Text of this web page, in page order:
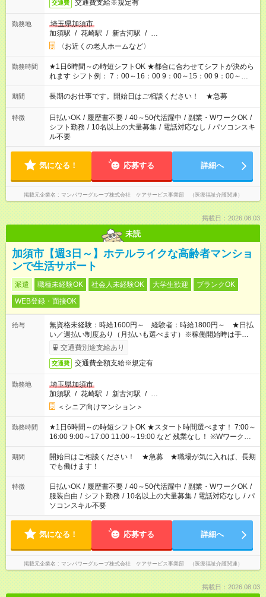
交通費 交通費支給※規定有
勤務地
埼玉県加須市
加須駅 / 花崎駅 / 新古河駅 / …
〈お近くの老人ホームなど〉
勤務時間
★1日6時間～の時短シフトOK ★都合に合わせてシフトが決めら
れます シフト例： 7：00～16：00 9：00～15：00 9：00～
18：00 11：00～20：00 など ※Wワークの場合、他のお仕事と
合わせ週40時間超の就業はご案内できません ※法令に基づき、
派遣法（日雇い派遣の原則禁止）により、短時間・短期間の就
業はご案内が難しい場合があります
期間 長期のお仕事です。開始日はご相談ください！ ★急募
特徴 日払いOK / 履歴書不要 / 40～50代活躍中 / 副業・WワークOK /
シフト勤務 / 10名以上の大量募集 / 電話対応なし / パソコンスキ
ル不要
気になる！ 応募する 詳細へ
掲載元企業名 マンパワーグループ株式会社 ケアサービス事業部 （医療福祉介護関連）
掲載日：2026.08.03
未読
加須市【週3日～】ホテルライクな高齢者マンショ
ンで生活サポート
派遣 職種未経験OK 社会人未経験OK 大学生歓迎
ブランクOK
WEB登録・面接OK
給与
無資格未経験：時給1600円～ 経験者：時給1800円～ ★日払
い／週払い制度あり（月払いも選べます）※稼働開始時は手続き
完了次第のお支払いとなります。
交通費別途支給あり
交通費 交通費全額支給※規定有
勤務地
埼玉県加須市
加須駅 / 花崎駅 / 新古河駅 / …
＜シニア向けマンション＞
勤務時間
★1日6時間～の時短シフトOK ★スタート時間選べます！ 7:00～
16:00 9:00～17:00 11:00～19:00 など 残業なし！ ※Wワークの
場合、他のお仕事と合わせ週40時間超の就業はご案内できませ
ん ※法令に基づき、週20時間以上勤務は社会保険への加入対象
となります ※労働者派遣法（日雇い派遣の原則禁止）により、
短時間・短期間の就業はご案内が難しい場合があります
期間
開始日はご相談ください！ ★急募 ★職場が気に入れば、長期
でも働けます！
特徴 日払いOK / 履歴書不要 / 40～50代活躍中 / 副業・WワークOK /
服装自由 / シフト勤務 / 10名以上の大量募集 / 電話対応なし / パ
ソコンスキル不要
気になる！ 応募する 詳細へ
掲載元企業名 マンパワーグループ株式会社 ケアサービス事業部 （医療福祉介護関連）
掲載日：2026.08.03